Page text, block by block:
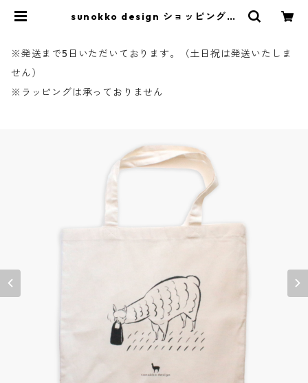
sunokko design ショッピングバ
※発送まで5日いただいております。（土日祝は発送いたしま
せん）
※ラッピングは承っておりません